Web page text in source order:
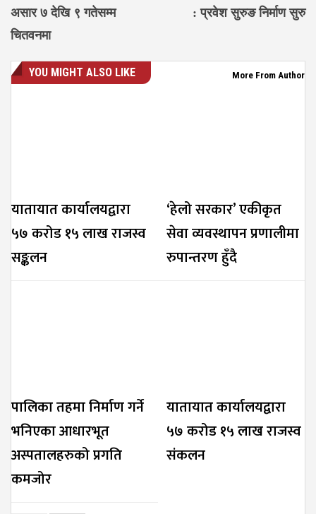
असार ७ देखि ९ गतेसम्म
चितवनमा
: प्रवेश सुरुङ निर्माण सुरु
YOU MIGHT ALSO LIKE More From Author
यातायात कार्यालयद्वारा
५७ करोड १५ लाख राजस्व
सङ्कलन
‘हेलो सरकार’ एकीकृत
सेवा व्यवस्थापन प्रणालीमा
रुपान्तरण हुँदै
पालिका तहमा निर्माण गर्ने
भनिएका आधारभूत
अस्पतालहरुको प्रगति
कमजोर
यातायात कार्यालयद्वारा
५७ करोड १५ लाख राजस्व
संकलन